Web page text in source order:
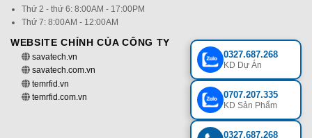
Thứ 2 - thứ 6: 8:00AM - 17:00PM
Thứ 7: 8:00AM - 12:00AM
WEBSITE CHÍNH CỦA CÔNG TY
savatech.vn
savatech.com.vn
temrfid.vn
temrfid.com.vn
0327.687.268
KD Dự Án
0707.207.335
KD Sản Phẩm
0327.687.268